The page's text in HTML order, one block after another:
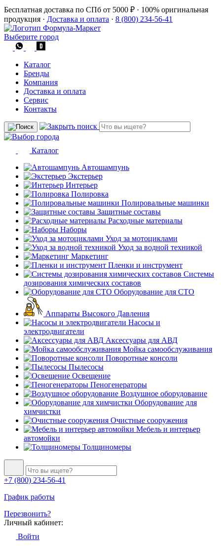
Бесплатная доставка по СПб от 5000 ₽ · 100% оригинальная
продукция · Доставка и оплата · 8 (800) 234-56-41
Выберите город
Каталог
Бренды
Компания
Доставка и оплата
Сервис
Контакты
Каталог
Автошампунь
Экстерьер
Интерьер
Полировка
Полировальные машинки
Защитные составы
Расходные материалы
Наборы
Уход за мотоциклами
Уход за водной техникой
Маркетинг
Пленки и инструмент
Системы
дозирования химических составов
Оборудование для СТО
Аппараты Высокого Давления
Насосы и
электродвигатели
Аксессуары для АВД
Мойка самообслуживания
Поворотные консоли
Пылесосы
Освещение
Пеногенераторы
Воздушное оборудование
Оборудование для
химчистки
Очистные сооружения
Мебель и интерьер
автомойки
Толщиномеры
+7 (800) 234-56-41
График работы
Перезвонить?
Личный кабинет:
Войти